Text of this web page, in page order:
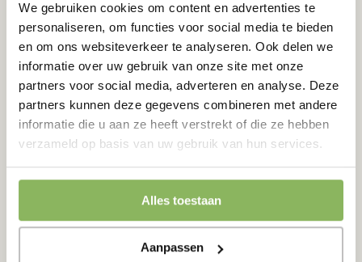
We gebruiken cookies om content en advertenties te
personaliseren, om functies voor social media te bieden
en om ons websiteverkeer te analyseren. Ook delen we
informatie over uw gebruik van onze site met onze
partners voor social media, adverteren en analyse. Deze
partners kunnen deze gegevens combineren met andere
informatie die u aan ze heeft verstrekt of die ze hebben
verzameld op basis van uw gebruik van hun services.
Alles toestaan
Aanpassen
Van de Lockantheeft kunstgras speciaal voor sporten. Denk
hierbij aan kunstgras voor hockey en golf. Veel
amateursportclubs gaan over van gras naar kunstgras omdat
dit simpelweg veel minder onderhoud nodig heeft.Sport
kunstgras
is niet te vergelijken met kunstgras voor in de tuin,
terras of balkon. De sprieten van het kunstgras zijn veel korter
en de dichtheid van het gras is veel hoger. Omdat de lengte zo
Voordelen van kunstgras van
sport kunstgras
Ben je van plan om een speeltuin te maken in de tuin? Ook dan